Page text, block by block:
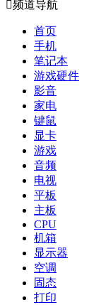
频道导航
首页
手机
笔记本
游戏硬件
影音
家电
键鼠
显卡
游戏
音频
电视
平板
主板
CPU
机箱
显示器
空调
固态
打印